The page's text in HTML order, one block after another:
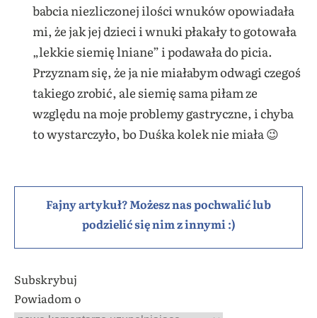
babcia niezliczonej ilości wnuków opowiadała
mi, że jak jej dzieci i wnuki płakały to gotowała
„lekkie siemię lniane” i podawała do picia.
Przyznam się, że ja nie miałabym odwagi czegoś
takiego zrobić, ale siemię sama piłam ze
względu na moje problemy gastryczne, i chyba
to wystarczyło, bo Duśka kolek nie miała 😉
Fajny artykuł? Możesz nas pochwalić lub
podzielić się nim z innymi :)
Subskrybuj
Powiadom o